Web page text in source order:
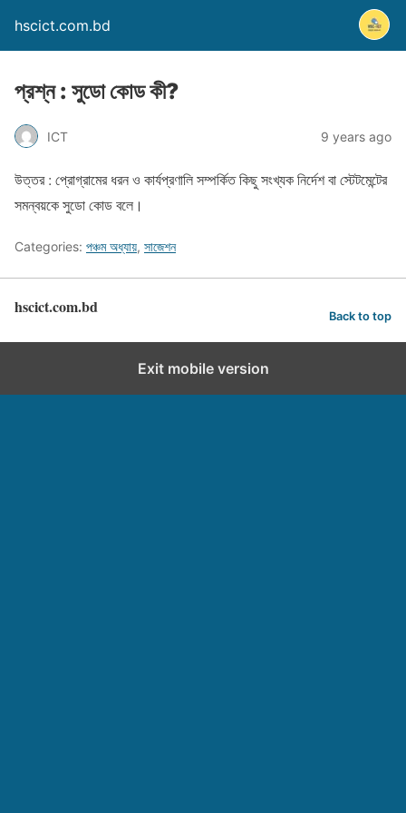
hscict.com.bd
প্রশ্ন : সুডো কোড কী?
ICT 9 years ago
উত্তর : প্রোগ্রামের ধরন ও কার্যপ্রণালি সম্পর্কিত কিছু সংখ্যক নির্দেশ বা স্টেটমেন্টের
সমন্বয়কে সুডো কোড বলে।
Categories: পঞ্চম অধ্যায়, সাজেশন
hscict.com.bd Back to top
Exit mobile version